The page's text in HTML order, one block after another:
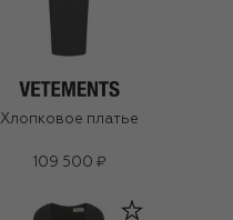
Хлопковое платье
109 500 ₽